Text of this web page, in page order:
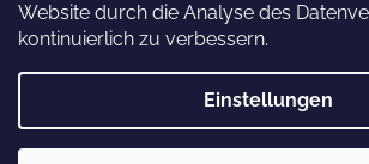
Website durch die Analyse des
kontinuierlich zu verbessern.
Einstellungen
Erstellt von Shoptet